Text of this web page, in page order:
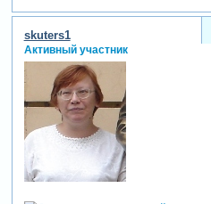
skuters1
Активный участник